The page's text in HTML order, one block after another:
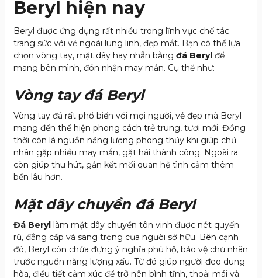
Beryl hiện nay
Beryl được ứng dụng rất nhiều trong lĩnh vực chế tác
trang sức với vẻ ngoài lung linh, đẹp mắt. Bạn có thể lựa
chọn vòng tay, mặt dây hay nhẫn bằng đá Beryl để
mang bên mình, đón nhận may mắn. Cụ thể như:
Vòng tay đá Beryl
Vòng tay đá rất phổ biến với mọi người, vẻ đẹp mà Beryl
mang đến thể hiện phong cách trẻ trung, tươi mới. Đồng
thời còn là nguồn năng lượng phong thủy khi giúp chủ
nhân gặp nhiều may mắn, gặt hái thành công. Ngoài ra
còn giúp thu hút, gắn kết mối quan hệ tình cảm thêm
bền lâu hơn.
Mặt dây chuyền đá Beryl
Đá Beryl làm mặt dây chuyền tôn vinh được nét quyến
rũ, đẳng cấp và sang trọng của người sở hữu. Bên cạnh
đó, Beryl còn chứa đựng ý nghĩa phù hộ, bảo vệ chủ nhân
trước nguồn năng lượng xấu. Từ đó giúp người đeo dung
hòa, điều tiết cảm xúc để trở nên bình tĩnh, thoải mái và